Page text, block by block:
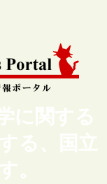
に関する
る、国立
。